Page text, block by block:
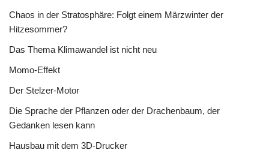
Chaos in der Stratosphäre: Folgt einem Märzwinter der
Hitzesommer?
Das Thema Klimawandel ist nicht neu
Momo-Effekt
Der Stelzer-Motor
Die Sprache der Pflanzen oder der Drachenbaum, der
Gedanken lesen kann
Hausbau mit dem 3D-Drucker